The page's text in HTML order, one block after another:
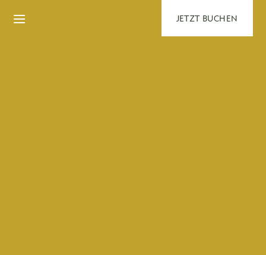
JETZT BUCHEN